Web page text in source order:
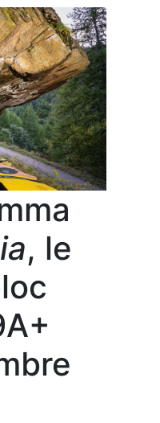
, le